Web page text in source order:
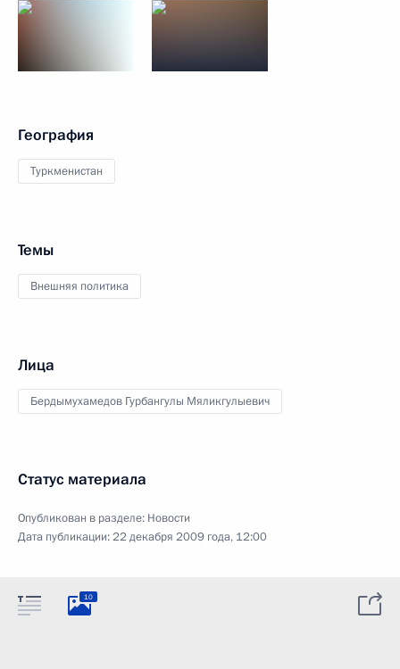
География
Туркменистан
Темы
Внешняя политика
Лица
Бердымухамедов Гурбангулы Мяликгулыевич
Статус материала
Опубликован в разделе: Новости
Дата публикации:22 декабря 2009 года, 12:00
10